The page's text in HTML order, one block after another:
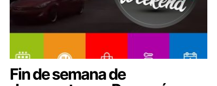
Fin de semana de